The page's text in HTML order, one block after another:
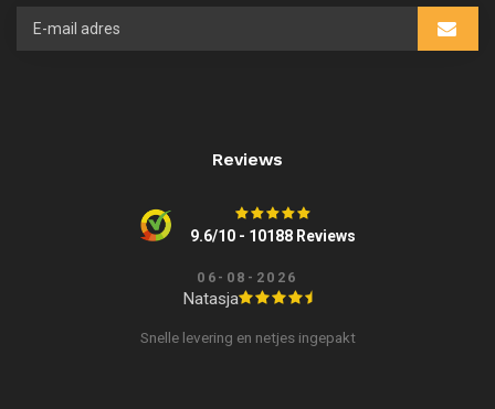
Reviews
9.6/10 - 10188 Reviews
06-08-2026
Natasja
Snelle levering en netjes ingepakt